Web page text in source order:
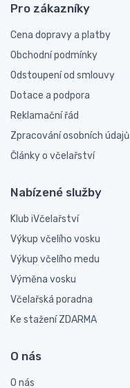
Pro zákazníky
Cena dopravy a platby
Obchodní podmínky
Odstoupení od smlouvy
Dotace a podpora
Reklamační řád
Zpracování osobních údajů
Články o včelařství
Nabízené služby
Klub iVčelařství
Výkup včelího vosku
Výkup včelího medu
Výměna vosku
Včelařská poradna
Ke stažení ZDARMA
O nás
O nás